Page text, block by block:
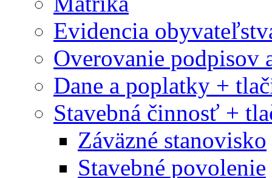
Evidencia
Overovanie podpisov
Dane a poplatky +
Stavebná činnosť +
Záväzné stanovisko
Stavebné povolenie